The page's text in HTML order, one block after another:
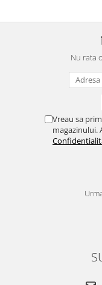
Nu rata
Vreau sa
magazinului.